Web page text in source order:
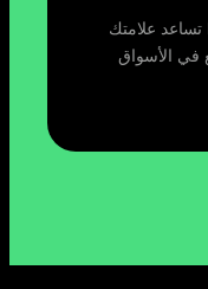
خدمات القيمة المضافة من Locad تساعد علامتك
في الأسواق